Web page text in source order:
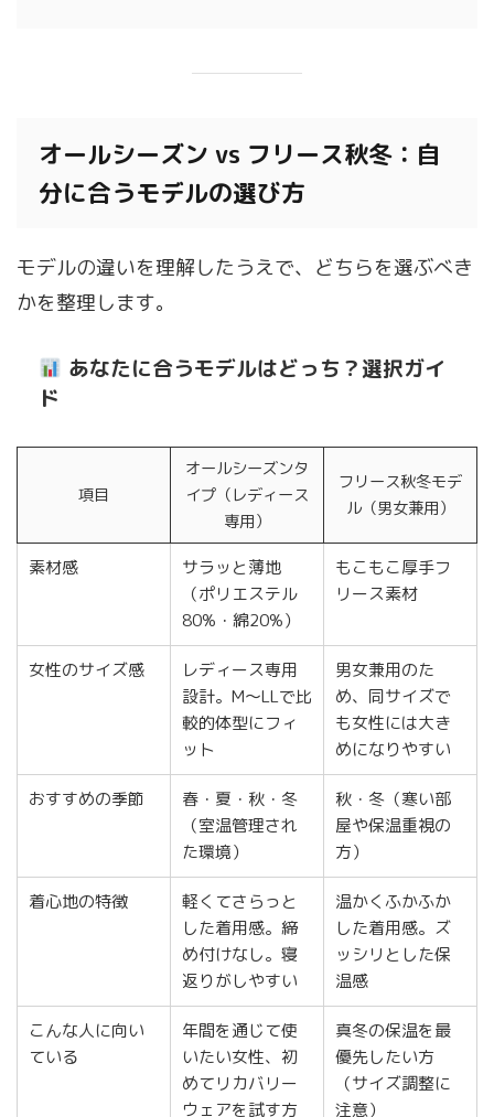
オールシーズン vs フリース秋冬：自
分に合うモデルの選び方
モデルの違いを理解したうえで、どちらを選ぶべき
かを整理します。
あなたに合うモデルはどっち？選択ガイ
ド
項目
オールシーズンタ
イプ（レディース
専用）
フリース秋冬モデ
ル（男女兼用）
素材感
サラッと薄地
（ポリエステル
80%・綿20%）
もこもこ厚手フ
リース素材
女性のサイズ感
レディース専用
設計。M〜LLで比
較的体型にフィ
ット
男女兼用のた
め、同サイズで
も女性には大き
めになりやすい
おすすめの季節
春・夏・秋・冬
（室温管理され
た環境）
秋・冬（寒い部
屋や保温重視の
方）
着心地の特徴
軽くてさらっと
した着用感。締
め付けなし。寝
返りがしやすい
温かくふかふか
した着用感。ズ
ッシリとした保
温感
こんな人に向い
ている
年間を通じて使
いたい女性、初
めてリカバリー
ウェアを試す方
真冬の保温を最
優先したい方
（サイズ調整に
注意）